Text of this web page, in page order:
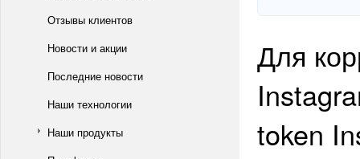
Отзывы клиентов
Новости и акции
Последние новости
Наши технологии
Наши продукты
Для
token